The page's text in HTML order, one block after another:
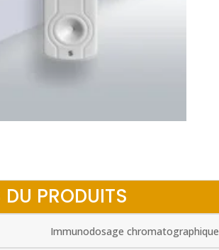
PRODUITS
Immunodosage chromatographique